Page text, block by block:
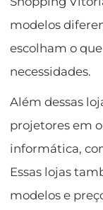
modelos
escolham o
necessidades.
Além dessas
projetores em
informática,
Essas lojas
modelos e